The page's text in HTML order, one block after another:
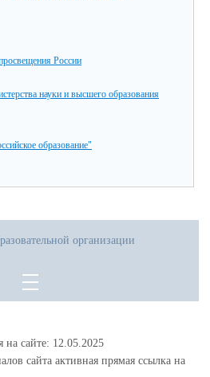
России
науки и высшего образования
образование"
организации
на сайте: 12.05.2025
сайта активная прямая ссылка на